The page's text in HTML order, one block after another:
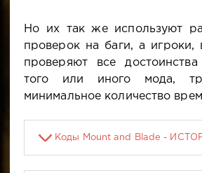
Но их так же используют
проверок на баги, а игроки,
проверяют все
того или иного мода,
минимальное количество
Коды Mount and Blade -